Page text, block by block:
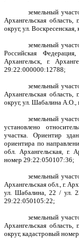
земельный
Архангельская
округ, ул.
земельный
Российская
Архангельск, г.
29:22:000000:12788;
земельный
Архангельская
округ, ул. Шабалина
земельный
установлено
участка. Ориентир
ориентира по
обл. Архангельская, г.
номер 29:22:050107:36;
земельный
Архангельская обл., г.
ул. Шабалина, 22 / ул.
29:22:050105:22;
земельный
Архангельская
округ, кадастровый